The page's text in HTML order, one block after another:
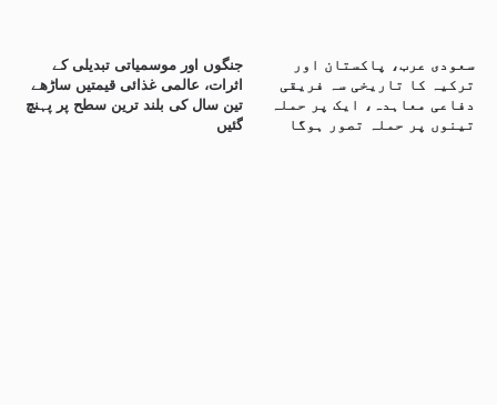
جنگوں اور موسمیاتی تبدیلی کے
اثرات، عالمی غذائی قیمتیں ساڑھے
تین سال کی بلند ترین سطح پر پہنچ
گئیں
سعودی عرب، پاکستان اور
ترکیہ کا تاریخی سہ فریقی
دفاعی معاہدہ، ایک پر حملہ
تینوں پر حملہ تصور ہوگا